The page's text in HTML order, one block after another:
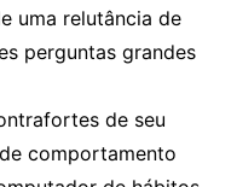
uma relutância de
perguntas grandes
de seu
comportamento